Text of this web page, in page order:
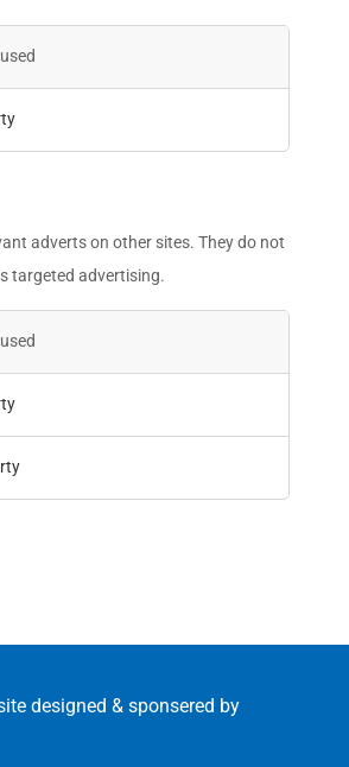
adverts on other sites. They do not
targeted advertising.
designed & sponsered by